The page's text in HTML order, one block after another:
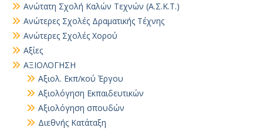
Ανώτατη Σχολή Καλών Τεχνών (Α.Σ.Κ.Τ.)
Ανώτερες Σχολές Δραματικής Τέχνης
Ανώτερες Σχολές Χορού
Αξίες
ΑΞΙΟΛΟΓΗΣΗ
Αξιολ. Εκπ/κού Έργου
Αξιολόγηση Εκπαιδευτικών
Αξιολόγηση σπουδών
Διεθνής Κατάταξη